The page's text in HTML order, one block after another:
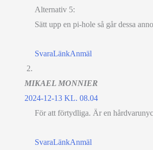
Alternativ 5:
Sätt upp en pi-hole så går dessa
SvaraLänkAnmäl
MIKAEL MONNIER
2024-12-13 KL. 08.04
För att förtydliga. Är en
SvaraLänkAnmäl